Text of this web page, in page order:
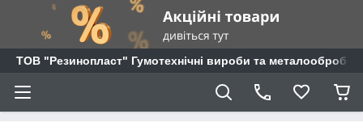
ТОВ "Резинопласт" Гумотехнічні вироби та металообробка